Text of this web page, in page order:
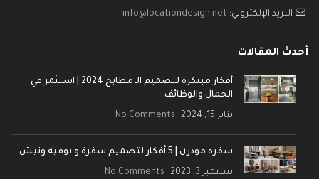
البريد الإلكتروني: info@locationdesign.net
أحدث المقالات
أفكار مبتكرة لتصميم الـ مطابخ 2024 | استثمر في
الجمال والوظائف
يناير 15, 2024 No Comments
سفره مودرن | 5 أفكار لتصميم سفرة و بوفيه ونيش
سبتمبر 3, 2023 No Comments